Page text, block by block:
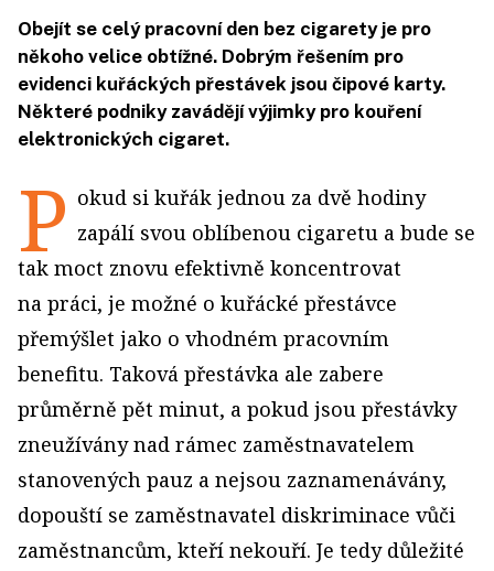
Obejít se celý pracovní den bez cigarety je pro
někoho velice obtížné. Dobrým řešením pro
evidenci kuřáckých přestávek jsou čipové karty.
Některé podniky zavádějí výjimky pro kouření
elektronických cigaret.
P okud si kuřák jednou za dvě hodiny
zapálí svou oblíbenou cigaretu a bude se
tak moct znovu efektivně koncentrovat
na práci, je možné o kuřácké přestávce
přemýšlet jako o vhodném pracovním
benefitu. Taková přestávka ale zabere
průměrně pět minut, a pokud jsou přestávky
zneužívány nad rámec zaměstnavatelem
stanovených pauz a nejsou zaznamenávány,
dopouští se zaměstnavatel diskriminace vůči
zaměstnancům, kteří nekouří. Je tedy důležité